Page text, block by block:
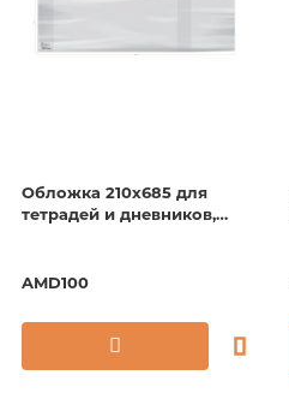
Обложка 210х685 для
тетрадей и дневников,
AMD100